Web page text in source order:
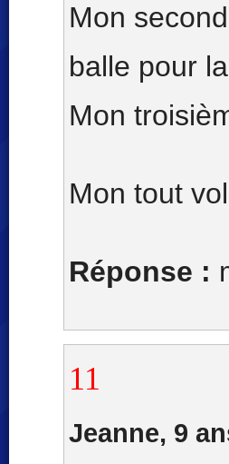
Mon
balle pour
Mon
Mon tout
Réponse :
11
Jeanne, 9